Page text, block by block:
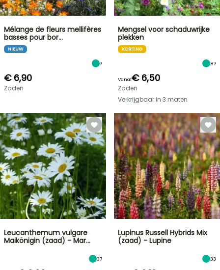
Mélange de fleurs mellifères
basses pour bor…
NIEUW
7
€ 6,90
Zaden
Mengsel voor schaduwrijke
plekken
KORTING
87
Vanaf€ 6,50
Zaden
Verkrijgbaar in 3 maten
Leucanthemum vulgare
Maikönigin (zaad) - Mar…
37
Lupinus Russell Hybrids Mix
(zaad) - Lupine
33